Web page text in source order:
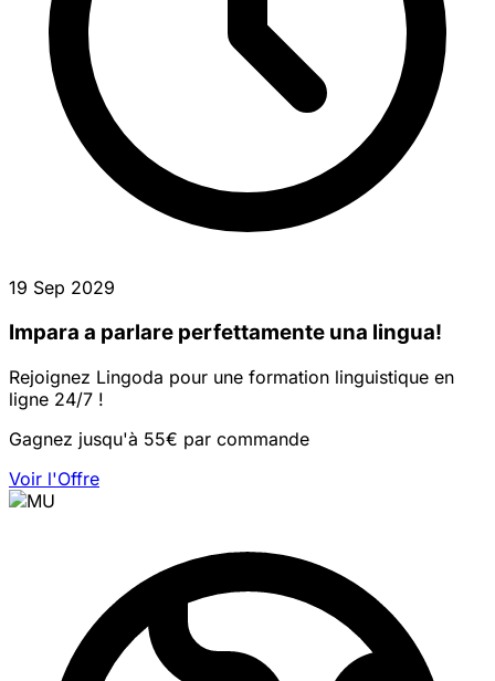
19 Sep 2029
Impara a parlare perfettamente una lingua!
Rejoignez Lingoda pour une formation linguistique en
ligne 24/7 !
Gagnez jusqu'à 55€ par commande
Voir l'Offre